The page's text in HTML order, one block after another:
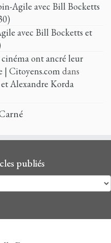
Agile avec Bill Bocketts
avec Bill Bocketts et
ont ancré leur
| Citoyens.comdans
Alexandre Korda
publiés